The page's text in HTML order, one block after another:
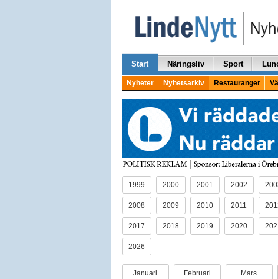
Start Näringsliv Sport
Nyheter Nyhetsarkiv Restauranger
1999 2000 2001 2002
2008 2009 2010 2011
2017 2018 2019 2020
2026
Januari Februari Mars